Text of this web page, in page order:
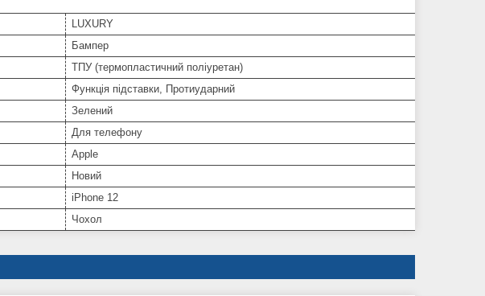
LUXURY
Бампер
ТПУ (термопластичний поліуретан)
Функція підставки, Протиударний
Зелений
Для телефону
Apple
Новий
iPhone 12
Чохол